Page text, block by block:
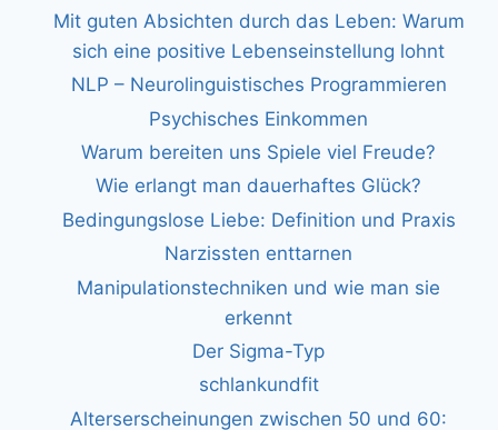
Mit guten Absichten durch das Leben: Warum
sich eine positive Lebenseinstellung lohnt
NLP – Neurolinguistisches Programmieren
Psychisches Einkommen
Warum bereiten uns Spiele viel Freude?
Wie erlangt man dauerhaftes Glück?
Bedingungslose Liebe: Definition und Praxis
Narzissten enttarnen
Manipulationstechniken und wie man sie
erkennt
Der Sigma-Typ
schlankundfit
Alterserscheinungen zwischen 50 und 60: